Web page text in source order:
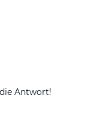
Antwort!